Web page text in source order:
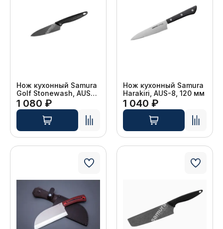
Нож кухонный Samura
Golf Stonewash, AUS-
8, 98 мм
1 080 ₽
Нож кухонный Samura
Harakiri, AUS-8, 120 мм
1 040 ₽